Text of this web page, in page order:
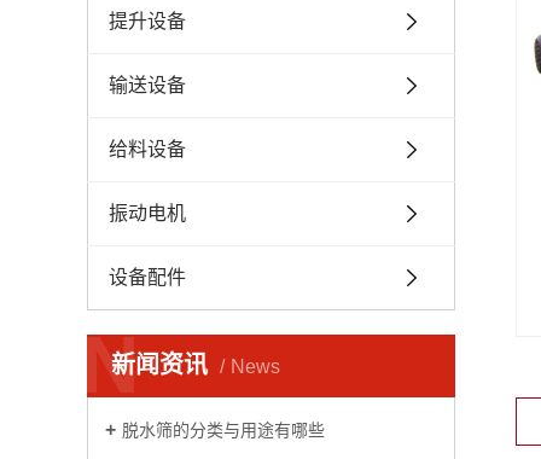
提升设备
输送设备
给料设备
振动电机
设备配件
新闻资讯 News
N
脱水筛的分类与用途有哪些